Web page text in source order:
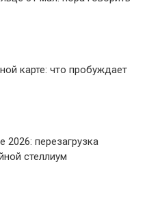
карте: что пробуждает
2026: перезагрузка
стеллиум